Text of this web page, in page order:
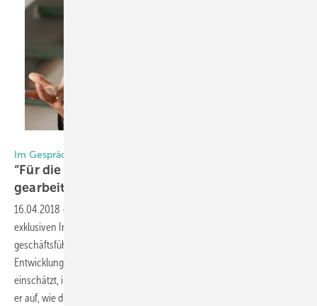
Im Gespräch mit Hermann Schüller
“Für die gute Entwicklung haben wir hart
gearbeitet“
16.04.2018 -
exklusiven Interview mit der GLASWELT erläutert Hermann Schüller,
geschäftsführender Gesellschafter von Semcoglas, wie er die
Entwicklung der verschiedenen Segmente der Glasveredlung
einschätzt, inklusive der Marktentwicklung bei Isolierglas. Weiter zeigt
er auf, wie die Gruppe ihre Nachwuchs-Fachkräfte